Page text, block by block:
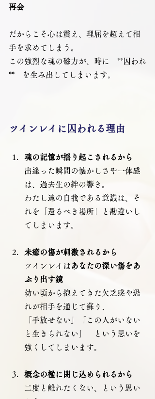
再会
だからこそ心は震え、理屈を超えて相
手を求めてしまう。
この強烈な魂の磁力が、時に　**囚われ
**　を生み出してしまいます。
ツインレイに囚われる理由
魂の記憶が揺り起こされるから
出逢った瞬間の懐かしさや一体感
は、過去生の絆の響き。
わたし達の自我である意識は、そ
れを「還るべき場所」と勘違いし
てしまいます。
未癒の傷が刺激されるから
ツインレイは あなたの深い傷をあ
ぶり出す鏡
幼い頃から抱えてきた欠乏感や恐
れが相手を通じて蘇り、
「手放せない」「この人がいない
と生きられない」　という思いを
強くしてしまいます。
概念の檻に閉じ込められるから
二度と離れたくない、という思い